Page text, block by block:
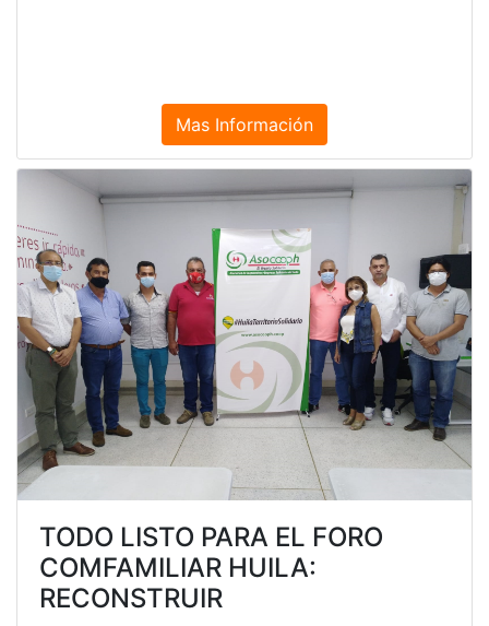
Mas Información
TODO LISTO PARA EL FORO
COMFAMILIAR HUILA:
RECONSTRUIR